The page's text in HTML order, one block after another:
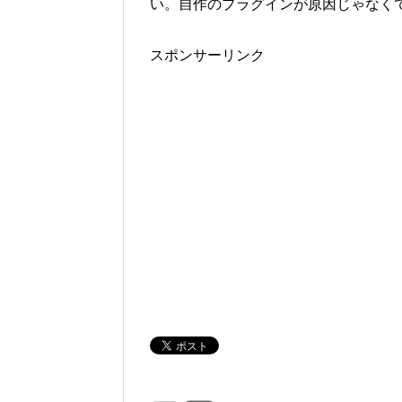
い。自作のプラグインが原因じゃなく
スポンサーリンク